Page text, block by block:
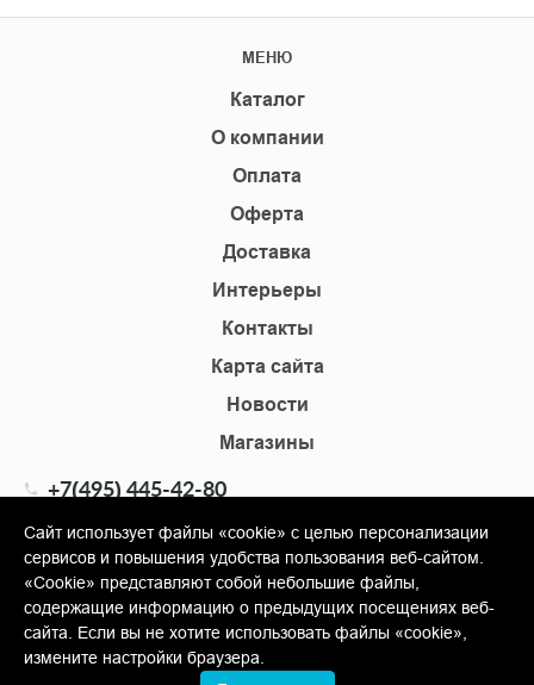
МЕНЮ
Каталог
О компании
Оплата
Оферта
Доставка
Интерьеры
Контакты
Карта сайта
Новости
Магазины
+7(495) 445-42-80
info@shopkm.ru
© Copyright 2013-2026 KERAMA MARAZZI, ООО «Гамма
Керамика»
Сайт использует файлы «cookie» с целью персонализации
сервисов и повышения удобства пользования веб-сайтом.
«Cookie» представляют собой небольшие файлы,
содержащие информацию о предыдущих посещениях веб-
сайта. Если вы не хотите использовать файлы «cookie»,
измените настройки браузера.